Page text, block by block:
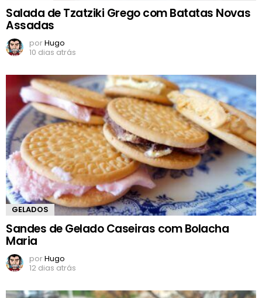
Salada de Tzatziki Grego com Batatas Novas
Assadas
porHugo
10 dias atrás
GELADOS
Sandes de Gelado Caseiras com Bolacha
Maria
porHugo
12 dias atrás